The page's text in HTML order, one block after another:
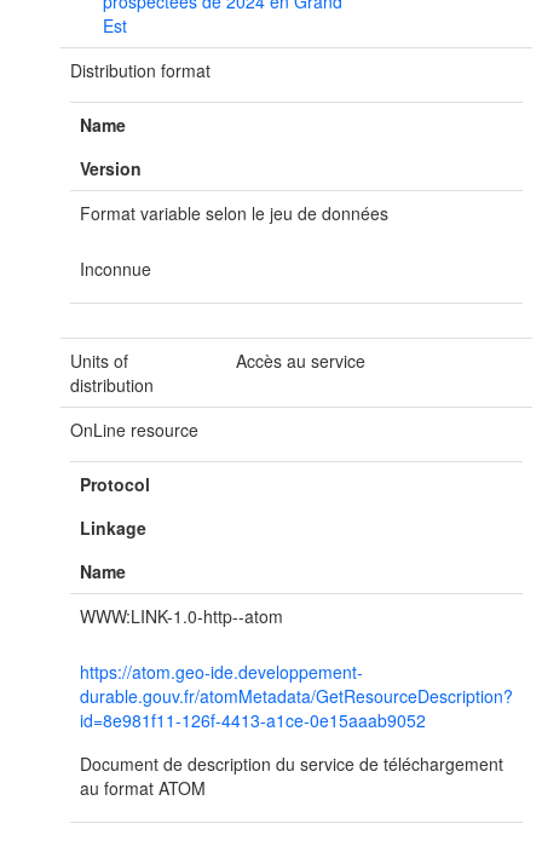
Est
Distribution format
Name
Version
Format variable selon le jeu de données
Inconnue
Units of
distribution
Accès au service
OnLine resource
Protocol
Linkage
Name
WWW:LINK-1.0-http--atom
https://atom.geo-ide.developpement-
durable.gouv.fr/atomMetadata/GetResourceDescription?
id=8e981f11-126f-4413-a1ce-0e15aaab9052
Document de description du service de téléchargement
au format ATOM